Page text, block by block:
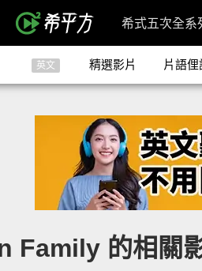
希式五次全系
英文 精選影片 片語俚
Family 的相關